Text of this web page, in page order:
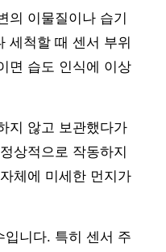
의 이물질이나 습기
세척할 때 센서 부위
면 습도 인식에 이상
지 않고 보관했다가
상적으로 작동하지
체에 미세한 먼지가
입니다. 특히 센서 주